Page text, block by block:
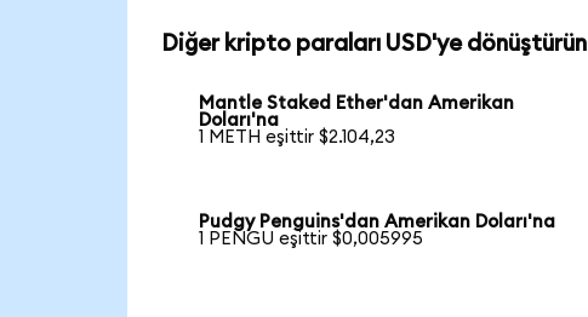
Diğer kripto paraları USD'ye dönüştürün
Mantle Staked Ether'dan Amerikan
Doları'na
1 METH eşittir $2.104,23
Pudgy Penguins'dan Amerikan Doları'na
1 PENGU eşittir $0,005995